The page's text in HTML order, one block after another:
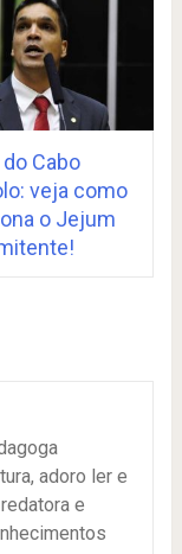
Cabo
veja como
o Jejum
adoro ler e
e